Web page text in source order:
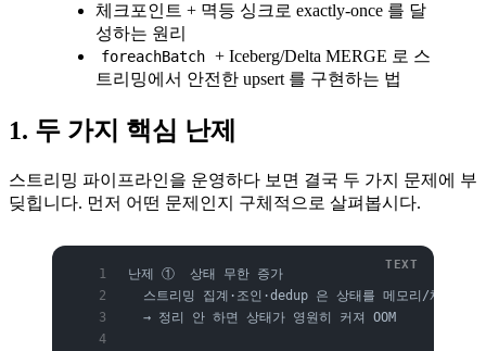
체크포인트 + 멱등 싱크로 exactly-once 를 달
성하는 원리
foreachBatch + Iceberg/Delta MERGE 로 스
트리밍에서 안전한 upsert 를 구현하는 법
1. 두 가지 핵심 난제
스트리밍 파이프라인을 운영하다 보면 결국 두 가지 문제에 부
딪힙니다. 먼저 어떤 문제인지 구체적으로 살펴봅시다.
난제 ①  상태 무한 증가
스트리밍 집계·조인·dedup 은 상태를 메모리/체크포인
  → 정리 안 하면 상태가 영원히 커져 OOM